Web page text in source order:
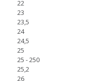
22
23
23,5
24
24,5
25
25 - 250
25,2
26